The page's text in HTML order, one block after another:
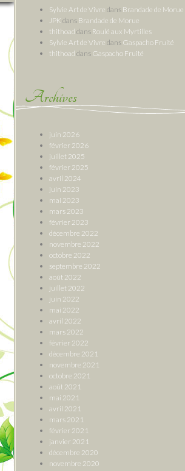
Sylvie Art de Vivre dans Brandade de Morue
JPK dans Brandade de Morue
thithoad dans Roulé aux Myrtilles
Sylvie Art de Vivre dans Gaspacho Fruité
thithoad dans Gaspacho Fruité
Archives
juin 2026
février 2026
juillet 2025
février 2025
avril 2024
juin 2023
mai 2023
mars 2023
février 2023
décembre 2022
novembre 2022
octobre 2022
septembre 2022
août 2022
juillet 2022
juin 2022
mai 2022
avril 2022
mars 2022
février 2022
décembre 2021
novembre 2021
octobre 2021
août 2021
mai 2021
avril 2021
mars 2021
février 2021
janvier 2021
décembre 2020
novembre 2020